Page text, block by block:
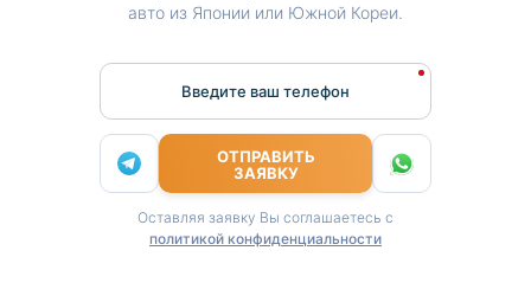
авто из Японии или Южной Кореи.
Введите ваш телефон
ОТПРАВИТЬ
ЗАЯВКУ
Оставляя заявку Вы соглашаетесь с
политикой конфиденциальности